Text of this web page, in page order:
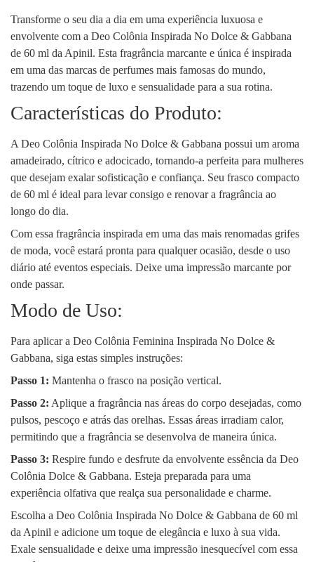
Transforme o seu dia a dia em uma experiência luxuosa e
envolvente com a Deo Colônia Inspirada No Dolce & Gabbana
de 60 ml da Apinil. Esta fragrância marcante e única é inspirada
em uma das marcas de perfumes mais famosas do mundo,
trazendo um toque de luxo e sensualidade para a sua rotina.
Características do Produto:
A Deo Colônia Inspirada No Dolce & Gabbana possui um aroma
amadeirado, cítrico e adocicado, tornando-a perfeita para mulheres
que desejam exalar sofisticação e confiança. Seu frasco compacto
de 60 ml é ideal para levar consigo e renovar a fragrância ao
longo do dia.
Com essa fragrância inspirada em uma das mais renomadas grifes
de moda, você estará pronta para qualquer ocasião, desde o uso
diário até eventos especiais. Deixe uma impressão marcante por
onde passar.
Modo de Uso:
Para aplicar a Deo Colônia Feminina Inspirada No Dolce &
Gabbana, siga estas simples instruções:
Passo 1: Mantenha o frasco na posição vertical.
Passo 2: Aplique a fragrância nas áreas do corpo desejadas, como
pulsos, pescoço e atrás das orelhas. Essas áreas irradiam calor,
permitindo que a fragrância se desenvolva de maneira única.
Passo 3: Respire fundo e desfrute da envolvente essência da Deo
Colônia Dolce & Gabbana. Esteja preparada para uma
experiência olfativa que realça sua personalidade e charme.
Escolha a Deo Colônia Inspirada No Dolce & Gabbana de 60 ml
da Apinil e adicione um toque de elegância e luxo à sua vida.
Exale sensualidade e deixe uma impressão inesquecível com essa